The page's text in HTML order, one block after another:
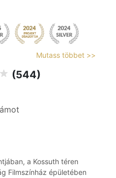
Mutass többet >>
(544)
a Kossuth téren
Filmszínház épületében